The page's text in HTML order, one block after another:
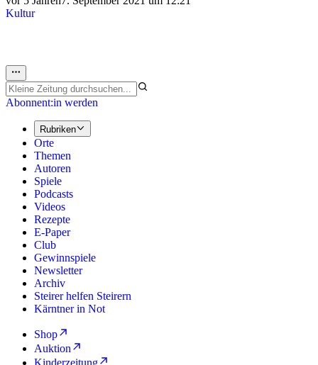
Kultur
Abonnent:in werden
Rubriken
Orte
Themen
Autoren
Spiele
Podcasts
Videos
Rezepte
E-Paper
Club
Gewinnspiele
Newsletter
Archiv
Steirer helfen Steirern
Kärntner in Not
Shop
Auktion
Kinderzeitung